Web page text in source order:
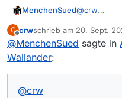
MenchenSued@crw
somit hast
C
Offline
crwschrieb am 20. Sept.
zuletzt editiert von
@MenchenSued sagte in
Wallander:
@crw